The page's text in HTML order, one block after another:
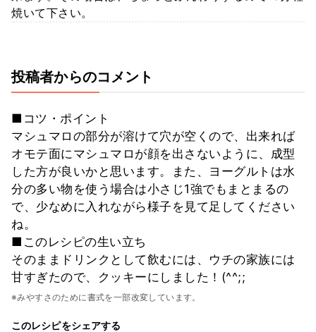
焼いて下さい。
投稿者からのコメント
■コツ・ポイント
マシュマロの部分が溶けて穴が空くので、出来れば
オモテ面にマシュマロが顔を出さないように、成型
した方が良いかと思います。また、ヨーグルトは水
分の多い物を使う場合は小さじ1強でもまとまるの
で、少なめに入れながら様子を見て足してください
ね。
■このレシピの生い立ち
そのままドリンクとして飲むには、ウチの家族には
甘すぎたので、クッキーにしました！(^^;;
※みやすさのために書式を一部改変しています。
このレシピをシェアする